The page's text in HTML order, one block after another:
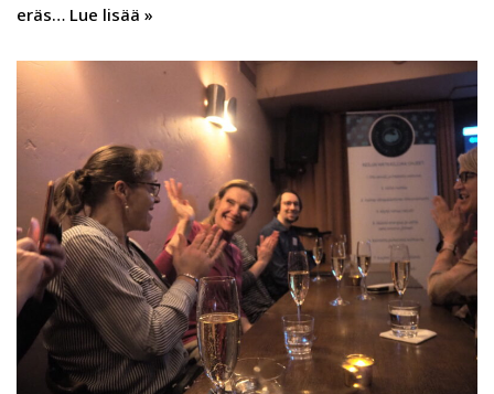
eräs… Lue lisää »